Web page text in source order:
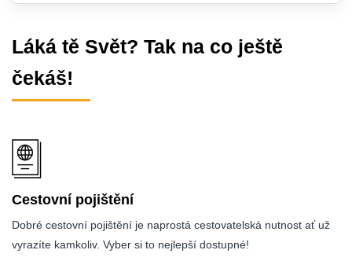
Láká tě Svět? Tak na co ještě
čekáš!
Cestovní pojištění
Dobré cestovní pojištění je naprostá cestovatelská nutnost ať už
vyrazíte kamkoliv. Vyber si to nejlepší dostupné!